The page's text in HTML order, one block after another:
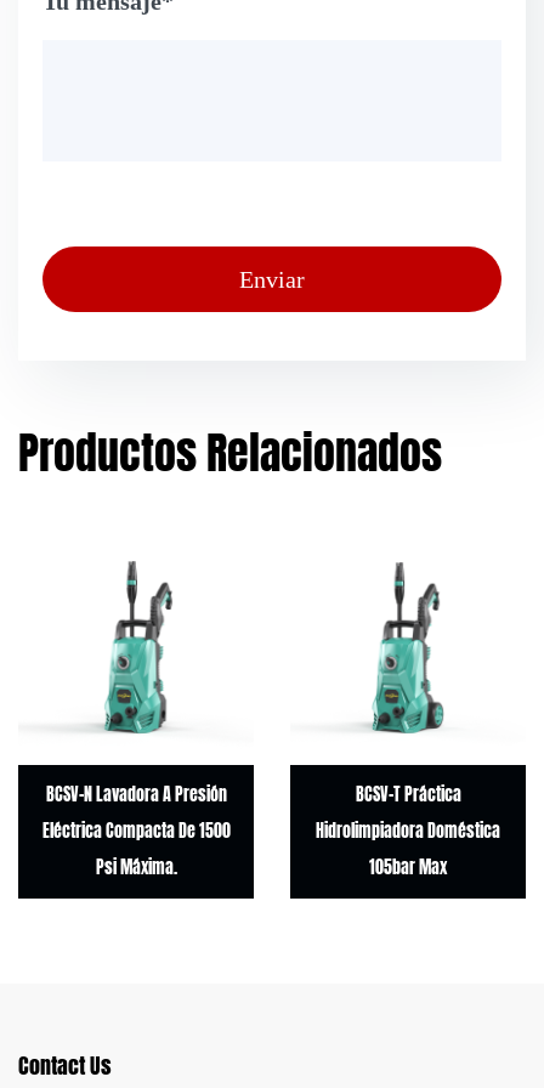
Productos Relacionados
N Lavadora A Presión
Compacta De 1500
Psi Máxima.
BCSV-T Práctica
Hidrolimpiadora Doméstica
105bar Max
Contact Us